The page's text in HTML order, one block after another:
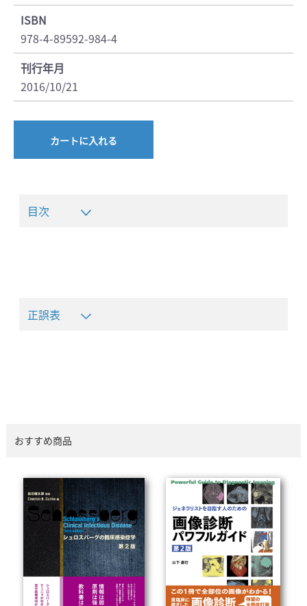
ISBN
978-4-89592-984-4
刊行年月
2016/10/21
カートに入れる
目次
正誤表
おすすめ商品